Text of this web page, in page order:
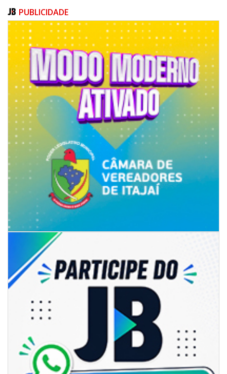
07/08/2026 | 07:00
Prefeitura de Itapema segue com credenciamento aberto para artistas e
produtores culturais
ITAPEMA
PUBLICIDADE